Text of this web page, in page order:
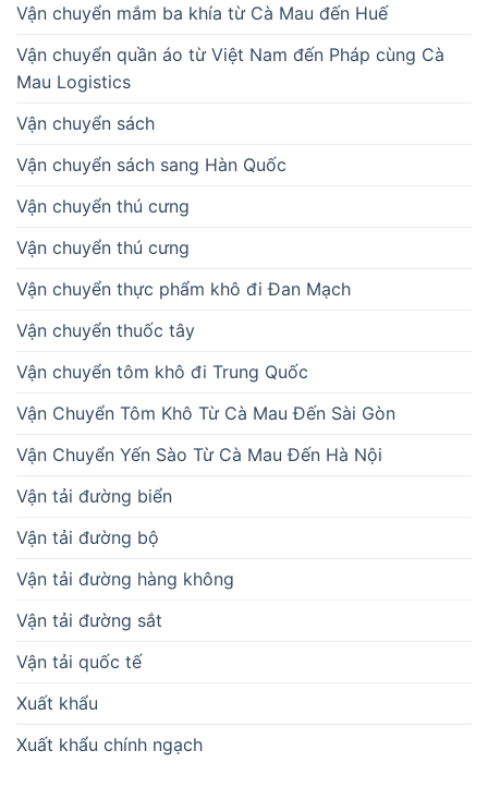
Vận chuyển mắm ba khía từ Cà Mau đến Huế
Vận chuyển quần áo từ Việt Nam đến Pháp cùng Cà
Mau Logistics
Vận chuyển sách
Vận chuyển sách sang Hàn Quốc
Vận chuyển thú cưng
Vận chuyển thú cưng
Vận chuyển thực phẩm khô đi Đan Mạch
Vận chuyển thuốc tây
Vận chuyển tôm khô đi Trung Quốc
Vận Chuyển Tôm Khô Từ Cà Mau Đến Sài Gòn
Vận Chuyển Yến Sào Từ Cà Mau Đến Hà Nội
Vận tải đường biển
Vận tải đường bộ
Vận tải đường hàng không
Vận tải đường sắt
Vận tải quốc tế
Xuất khẩu
Xuất khẩu chính ngạch